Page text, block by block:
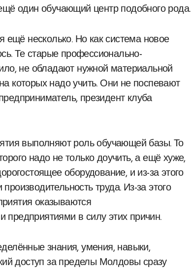
один обучающий центр подобного рода.
ещё несколько. Но как система новое
Те старые профессионально-
не обладают нужной материальной
которых надо учить. Они не поспевают
президент клуба
выполняют роль обучающей базы. То
надо не только доучить, а ещё хуже,
оборудование, и из-за этого
труда. Из-за этого
оказываются
предприятиями в силу этих причин.
знания, умения, навыки,
доступ за пределы Молдовы сразу